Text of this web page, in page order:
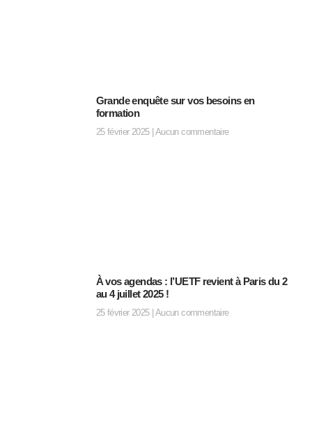
Grande enquête sur vos besoins en
formation
25 février 2025 Aucun commentaire
À vos agendas : l’UETF revient à Paris du 2
au 4 juillet 2025 !
25 février 2025 Aucun commentaire